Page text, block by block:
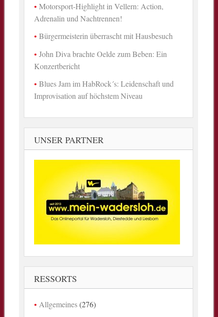
Motorsport-Highlight in Vellern: Action,
Adrenalin und Nachtrennen!
Bürgermeisterin überrascht mit Hausbesuch
John Diva brachte Oelde zum Beben: Ein
Konzertbericht
Blues Jam im HabRock´s: Leidenschaft und
Improvisation auf höchstem Niveau
UNSER PARTNER
RESSORTS
Allgemeines(276)